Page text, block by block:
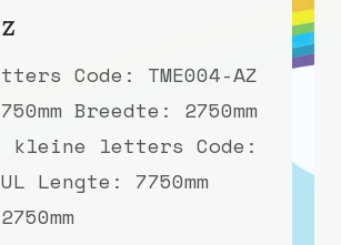
Code: TME004-AZ
Breedte: 2750mm
kleine letters Code:
Lengte: 7750mm